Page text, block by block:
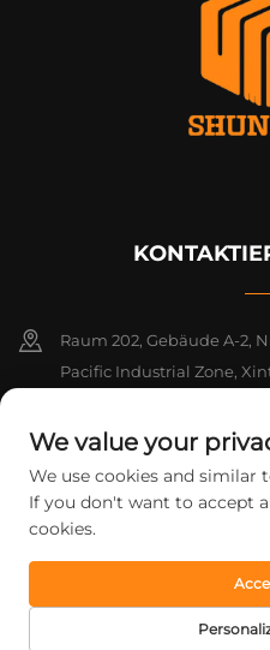
Raum 202, Gebäude A-2,
Pacific Industrial Zone,
+86-18925142858
[email protected]
Urheberrecht © 2026 Guangzhou
Rechte vorbehalten.
We value your
We use cookies and similar
If you don't want to accept
cookies.